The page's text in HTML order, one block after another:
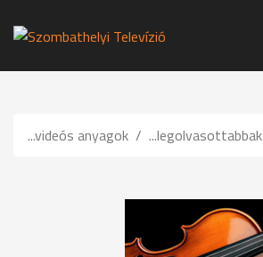
...videós anyagok ...legolvasottabbak